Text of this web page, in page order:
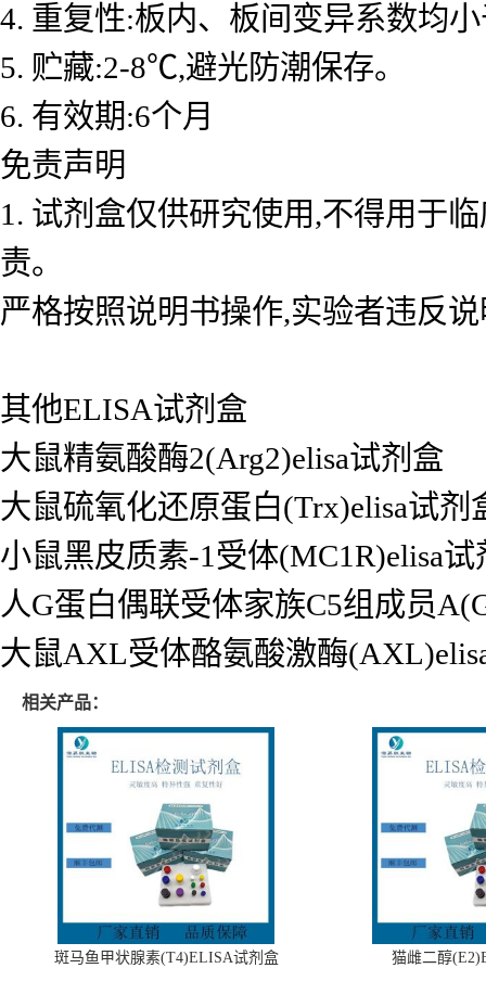
4. 重复性:板内、板间变异系数均
5. 贮藏:2-8℃,避光防潮保存。
6. 有效期:6个月
免责声明
1. 试剂盒仅供研究使用,不得用于
责。
严格按照说明书操作,实验者违反
其他ELISA试剂盒
大鼠精氨酸酶2(Arg2)elisa试剂盒
大鼠硫氧化还原蛋白(Trx)elisa试剂
小鼠黑皮质素-1受体(MC1R)elisa试
人G蛋白偶联受体家族C5组成员
大鼠AXL受体酪氨酸激酶
相关产品：
斑马鱼甲状腺素(T4)ELISA试剂盒 猫雌二醇